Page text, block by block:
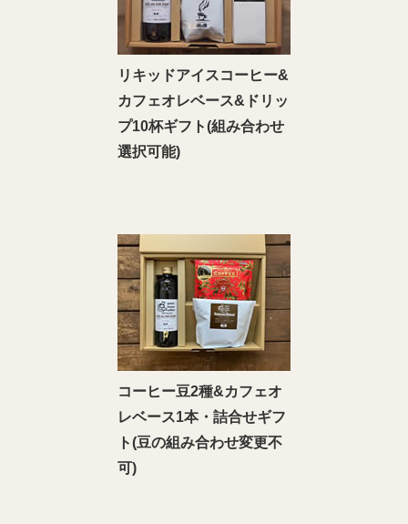
リキッドアイスコーヒー&
カフェオレベース&ドリッ
プ10杯ギフト(組み合わせ
選択可能)
コーヒー豆2種&カフェオ
レベース1本・詰合せギフ
ト(豆の組み合わせ変更不
可)